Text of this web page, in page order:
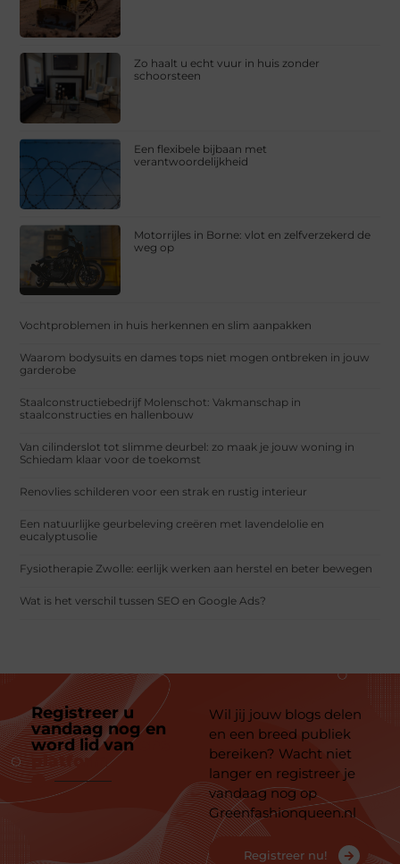
Zo haalt u echt vuur in huis zonder
schoorsteen
Een flexibele bijbaan met
verantwoordelijkheid
Motorrijles in Borne: vlot en zelfverzekerd de
weg op
Vochtproblemen in huis herkennen en slim aanpakken
Waarom bodysuits en dames tops niet mogen ontbreken in jouw
garderobe
Staalconstructiebedrijf Molenschot: Vakmanschap in
staalconstructies en hallenbouw
Van cilinderslot tot slimme deurbel: zo maak je jouw woning in
Schiedam klaar voor de toekomst
Renovlies schilderen voor een strak en rustig interieur
Een natuurlijke geurbeleving creëren met lavendelolie en
eucalyptusolie
Fysiotherapie Zwolle: eerlijk werken aan herstel en beter bewegen
Wat is het verschil tussen SEO en Google Ads?
Registreer u
vandaag nog en
word lid van
platform
Wil jij jouw blogs delen
en een breed publiek
bereiken? Wacht niet
langer en registreer je
vandaag nog op
Greenfashionqueen.nl
Registreer nu!